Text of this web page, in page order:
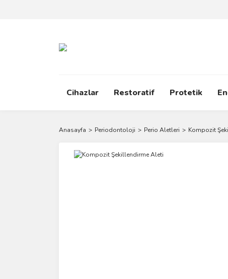
Cihazlar Restoratif Protetik
Anasayfa Periodontoloji Perio Aletleri Kompozit